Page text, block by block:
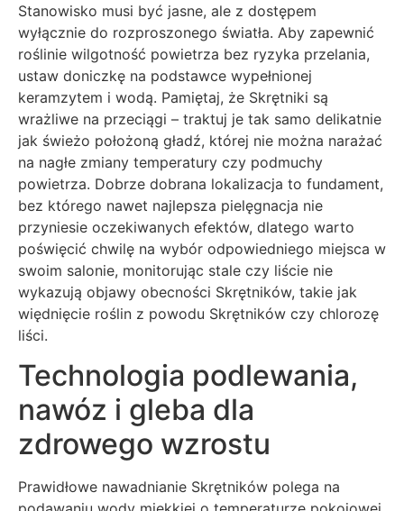
Stanowisko musi być jasne, ale z dostępem
wyłącznie do rozproszonego światła. Aby zapewnić
roślinie wilgotność powietrza bez ryzyka przelania,
ustaw doniczkę na podstawce wypełnionej
keramzytem i wodą. Pamiętaj, że Skrętniki są
wrażliwe na przeciągi – traktuj je tak samo delikatnie
jak świeżo położoną gładź, której nie można narażać
na nagłe zmiany temperatury czy podmuchy
powietrza. Dobrze dobrana lokalizacja to fundament,
bez którego nawet najlepsza pielęgnacja nie
przyniesie oczekiwanych efektów, dlatego warto
poświęcić chwilę na wybór odpowiedniego miejsca w
swoim salonie, monitorując stale czy liście nie
wykazują objawy obecności Skrętników, takie jak
więdnięcie roślin z powodu Skrętników czy chlorozę
liści.
Technologia podlewania,
nawóz i gleba dla
zdrowego wzrostu
Prawidłowe nawadnianie Skrętników polega na